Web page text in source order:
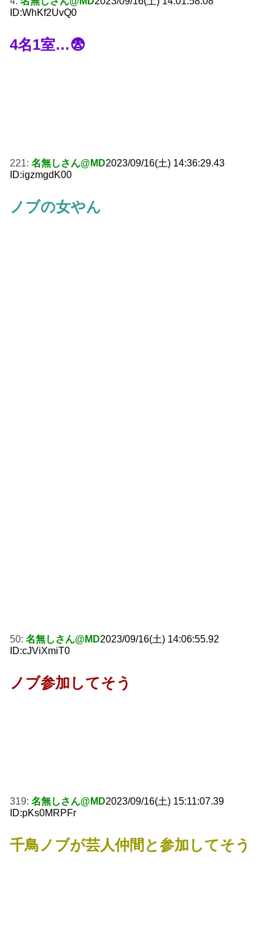
ID:WhKf2UvQ0
4名1室…😨
221: 名無しさん@MD2023/09/16(土) 14:36:29.43
ID:igzmgdK00
ノブの女やん
50: 名無しさん@MD2023/09/16(土) 14:06:55.92
ID:cJViXmiT0
ノブ参加してそう
319: 名無しさん@MD2023/09/16(土) 15:11:07.39
ID:pKs0MRPFr
千鳥ノブが芸人仲間と参加してそう